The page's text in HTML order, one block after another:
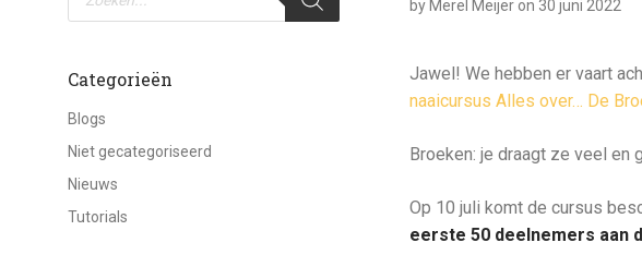
by Merel Meijer on 30 juni 2022
Jawel! We hebben er vaart
naaicursus Alles over… De
Broeken: je draagt ze veel en
Op 10 juli komt de cursus
eerste 50 deelnemers aan
Categorieën
Blogs
Niet gecategoriseerd
Nieuws
Tutorials